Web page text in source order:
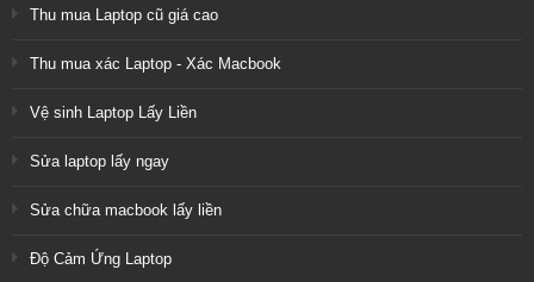
Thu mua Laptop cũ giá cao
Thu mua xác Laptop - Xác Macbook
Vệ sinh Laptop Lấy Liền
Sửa laptop lấy ngay
Sửa chữa macbook lấy liền
Độ Cảm Ứng Laptop